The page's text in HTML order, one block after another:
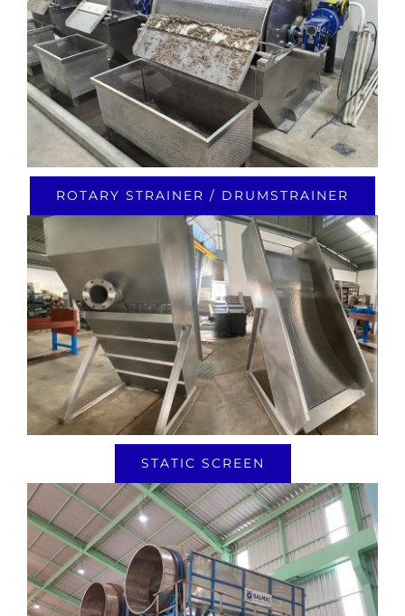
Wastewater Treatment Machine
Sanitary Fittings
Extractor Turbo
Hofmann Intelligent Balancing Solutions
ROTARY STRAINER / DRUMSTRAINER
STATIC SCREEN